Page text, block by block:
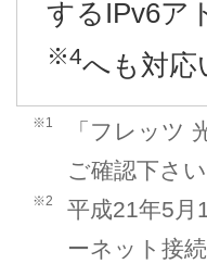
するIPv6ア
※4へも対応
※1
「フレッツ
ご確認下さい
※2
平成21年5月
ーネット接